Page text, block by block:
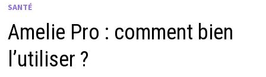
SANTÉ
Amelie Pro : comment bien
l’utiliser ?